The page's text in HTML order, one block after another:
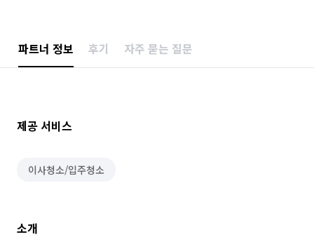
파트너 정보 후기 자주 묻는 질문
제공 서비스
이사청소/입주청소
소개